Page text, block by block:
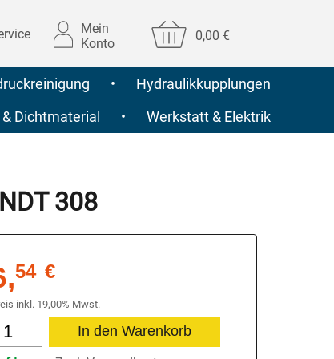
Mein
Konto
0,00 €
•
Hydraulikkupplungen
Dichtmaterial • Werkstatt & Elektrik
308
54 €
inkl. 19,00% Mwst.